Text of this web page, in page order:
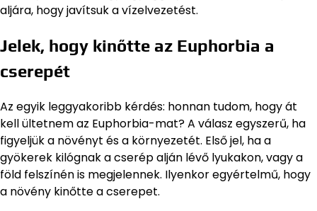
aljára, hogy javítsuk a vízelvezetést.
Jelek, hogy kinőtte az Euphorbia a
cserepét
Az egyik leggyakoribb kérdés: honnan tudom, hogy át
kell ültetnem az Euphorbia-mat? A válasz egyszerű, ha
figyeljük a növényt és a környezetét. Első jel, ha a
gyökerek kilógnak a cserép alján lévő lyukakon, vagy a
föld felszínén is megjelennek. Ilyenkor egyértelmű, hogy
a növény kinőtte a cserepet.